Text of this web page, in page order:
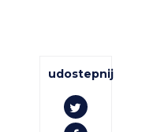
udostepnij